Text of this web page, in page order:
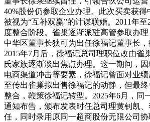
40%股份仍参取企业办理。此次买卖获得
被视为“互补双赢”的计谋联婚。2011年
度整合阶段。雀巢逐渐派驻高管参取办
中华区董事长狄可为出任徐福记董事长，
2015年7月后，徐福记总司理职位改由雀
氏家族逐渐淡出焦点办理。这一期间，因
电商渠道冲击等要素，徐福记曾面对业绩
至传出雀巢拟出售徐福记的动静，但最
整合，鞭策徐福记转型。2025年6月，同
通知布告，颁布发表时任总司理黄钊凯
任，同时录用原同一超商股份无限公司协